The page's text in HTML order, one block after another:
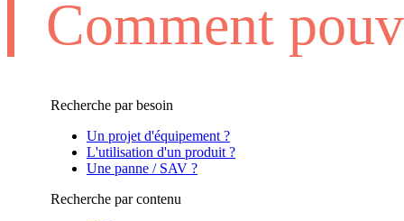
Comment
Recherche par besoin
Un projet d'équipement ?
L'utilisation d'un produit ?
Une panne / SAV ?
Recherche par contenu